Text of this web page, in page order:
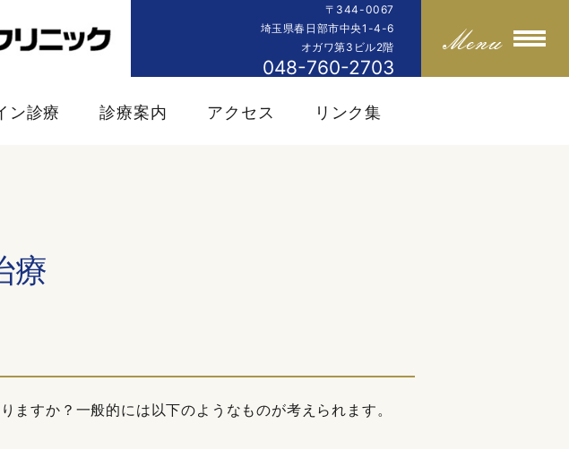
〒344-0067
埼玉県春日部市中央1-4-6
オガワ第3ビル2階
048-760-2703
ン診療 診療案内 アクセス リンク集
療
ますか？一般的には以下のようなものが考えられます。